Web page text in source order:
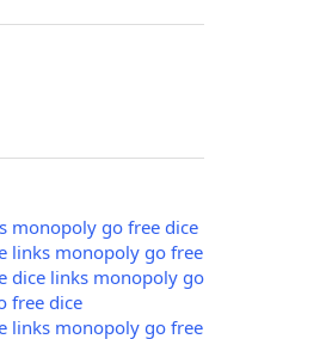
monopoly go free dice
links monopoly go free
dice links monopoly go
free dice
links monopoly go free